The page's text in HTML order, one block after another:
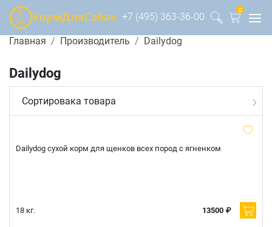
+7 (495) 363-36-00
0
Главная Производитель Dailydog
Dailydog
Сортировака товара
Dailydog сухой корм для щенков всех пород с ягненком
18 кг. 13500 ₽